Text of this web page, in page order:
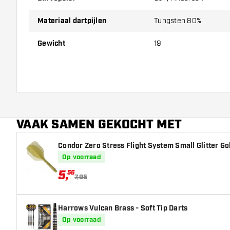
Materiaal dartpijlen Tungsten 80%
Gewicht 19
VAAK SAMEN GEKOCHT MET
Condor Zero Stress Flight System Small Glitter
Op voorraad
5,56
7,95
Harrows Vulcan Brass - Soft Tip Darts
Op voorraad